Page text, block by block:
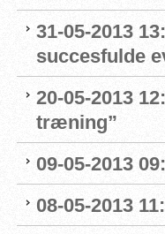
31-05-2013
succesfulde
20-05-2013
træning”
09-05-2013
08-05-2013